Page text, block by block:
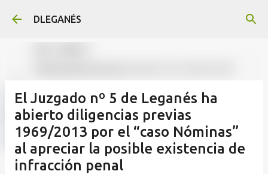
DLEGANÉS
El Juzgado nº 5 de Leganés ha
abierto diligencias previas
1969/2013 por el “caso Nóminas”
al apreciar la posible existencia de
infracción penal